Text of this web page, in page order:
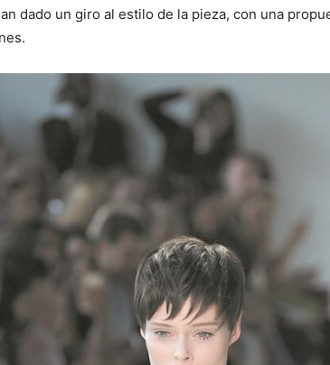
dado un giro al estilo de la pieza, con una